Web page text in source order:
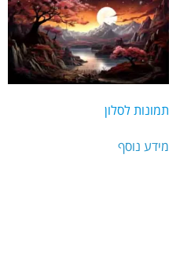
תמונות לסלון
מידע נוסף